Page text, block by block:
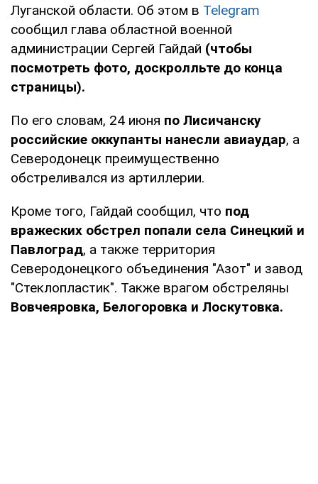
Луганской области. Об этом в Telegram
сообщил глава областной военной
администрации Сергей Гайдай (чтобы
посмотреть фото, доскролльте до конца
страницы).
По его словам, 24 июня по Лисичанску
российские оккупанты нанесли авиаудар, а
Северодонецк преимущественно
обстреливался из артиллерии.
Кроме того, Гайдай сообщил, что под
вражеских обстрел попали села Синецкий и
Павлоград, а также территория
Северодонецкого объединения "Азот" и завод
"Стеклопластик". Также врагом обстреляны
Вовчеяровка, Белогоровка и Лоскутовка.